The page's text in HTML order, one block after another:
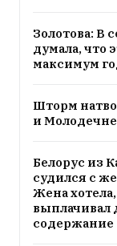
Золотова: В
думала, что
максимум
Шторм
и
Белорус из
судился с
Жена
выплачивал
содержание